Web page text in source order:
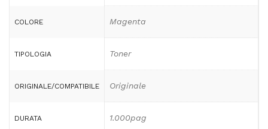
COLORE Magenta
TIPOLOGIA Toner
ORIGINALE/COMPATIBILE Originale
DURATA 1.000pag